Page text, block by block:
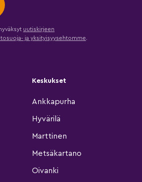
uutiskirjeen
ja yksityisyysehtomme.
Keskukset
Ankkapurha
Hyvärilä
Marttinen
Metsäkartano
Oivanki